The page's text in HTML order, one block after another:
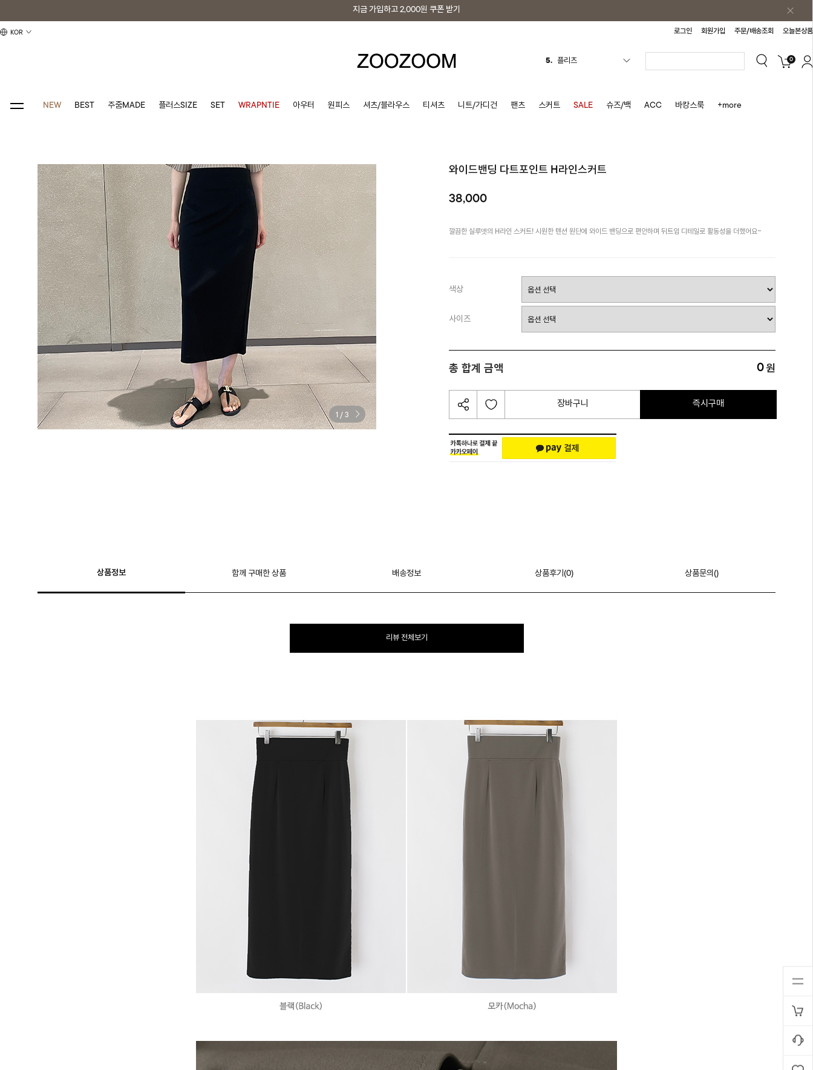
지금 가입하고 2,000원 쿠폰 받기
KOR 로그인 회원가입 주문/배송조회 오늘본상품
6. 나시원피스
8.
블라우스
5. 플리츠
0
NEW BEST 주줌MADE 플러스SIZE SET WRAPNTIE 아우터 원피스 셔츠/블라우스 티셔츠 니트/가디건 팬츠 스커트 SALE 슈즈/백 ACC 바캉스룩 +more
1 /3
와이드밴딩 다트포인트 H라인스커트
38,000
깔끔한 실루엣의 H라인 스커트! 시원한 텐션 원단에 와이드 밴딩으로 편안하며 뒤트임 디테일로 활동성을 더했어요~
색상
사이즈
총 합계 금액 0원
장바구니 즉시구매
상품정보 함께 구매한 상품 배송정보 상품후기(0) 상품문의()
리뷰 전체보기